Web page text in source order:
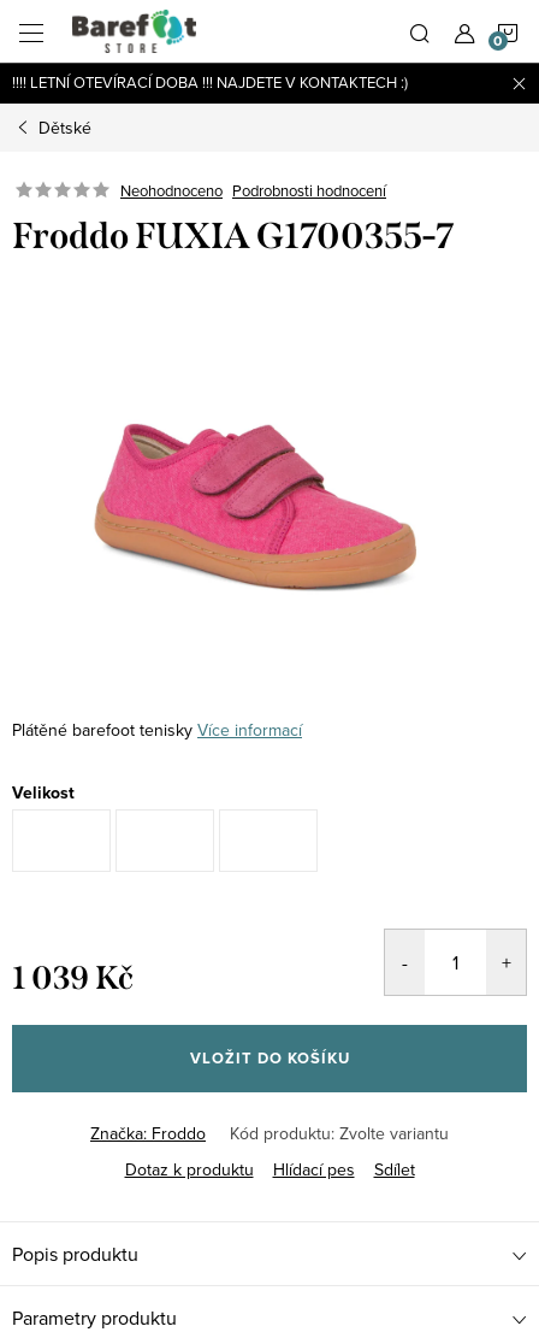
obsah
!!!! LETNÍ OTEVÍRACÍ DOBA !!! NAJDETE V KONTAKTECH :)
Dětské
Neohodnoceno Podrobnosti hodnocení
Froddo FUXIA G1700355-7
Plátěné barefoot tenisky Více informací
Velikost
1 039 Kč
cena:
VLOŽIT DO KOŠÍKU
Značka: Froddo Kód produktu: Zvolte variantu
Dotaz k produktu
Hlídací pes Sdílet
Popis produktu
Parametry produktu